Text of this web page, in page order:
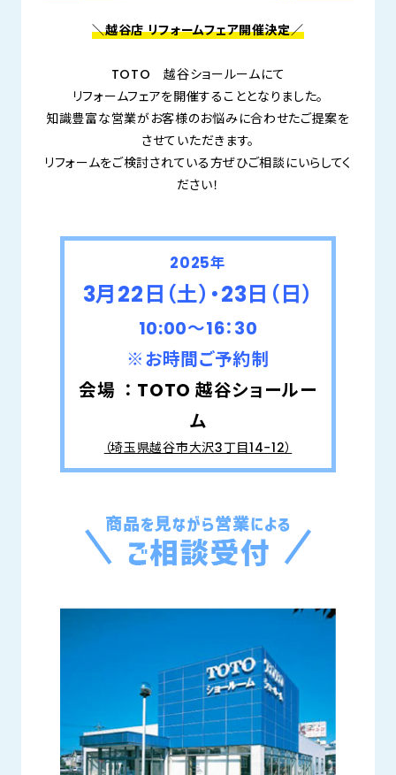
＼越谷店 リフォームフェア開催決定／
TOTO 越谷ショールームにて
リフォームフェアを開催することとなりました。
知識豊富な営業がお客様のお悩みに合わせたご提案を
させていただきます。
リフォームをご検討されている方ぜひご相談にいらしてく
ださい！
2025年
3月22日（土）・23日（日）
10:00～16：30
※お時間ご予約制
会場 ： TOTO 越谷ショールー
ム
（埼玉県越谷市大沢3丁目14−12）